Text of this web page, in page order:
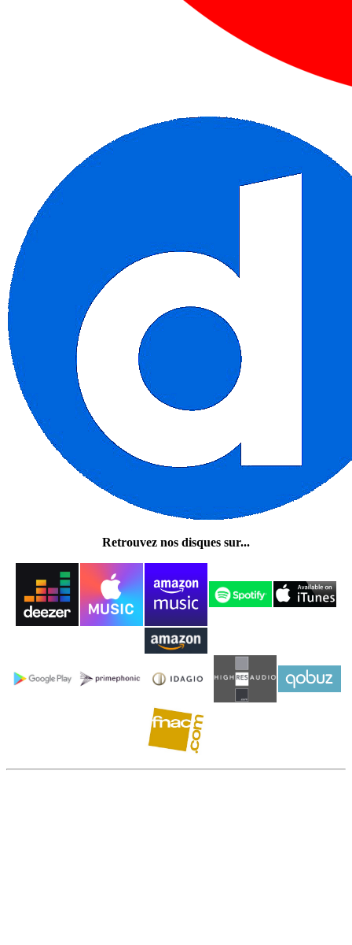
Retrouvez nos disques sur...